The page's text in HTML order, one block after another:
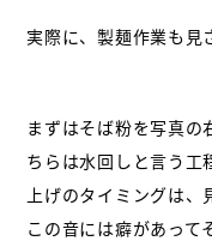
実際に、製麺作業も見
まずはそば粉を写真の
ちらは水回しと言う工
上げのタイミングは、
この音には癖があって